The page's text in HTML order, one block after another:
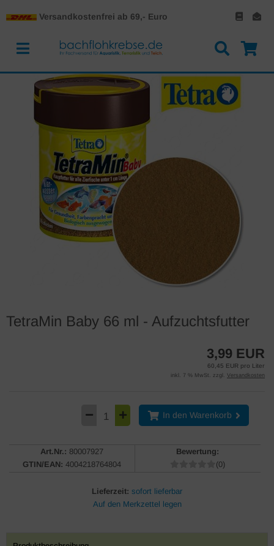
Versandkostenfrei ab 69,- Euro
TetraMin Baby 66 ml - Aufzuchtsfutter
3,99 EUR
60,45 EUR pro Liter
inkl. 7 % MwSt. zzgl. Versandkosten
In den Warenkorb
Art.Nr.: 80007927
GTIN/EAN: 4004218764804
Bewertung:
(0)
Lieferzeit: sofort lieferbar